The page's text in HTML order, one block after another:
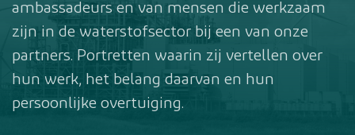
ambassadeurs en van mensen die werkzaam
zijn in de waterstofsector bij een van onze
partners. Portretten waarin zij vertellen over
hun werk, het belang daarvan en hun
persoonlijke overtuiging.